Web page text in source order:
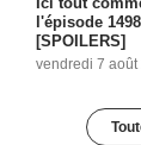
l'épisode
[SPOILERS]
vendredi 7 août